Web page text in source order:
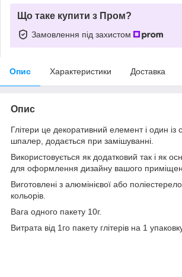
Що таке купити з Пром?
Замовлення під захистом
Опис Характеристики Доставка
Опис
Глітери це декоративний елемент і один із
шпалер, додається при замішуванні.
Використовується як додатковий так і як
для оформлення дизайну вашого
Виготовлені з алюмінієвої або
кольорів.
Вага одного пакету 10г.
Витрата від 1го пакету глітерів на 1